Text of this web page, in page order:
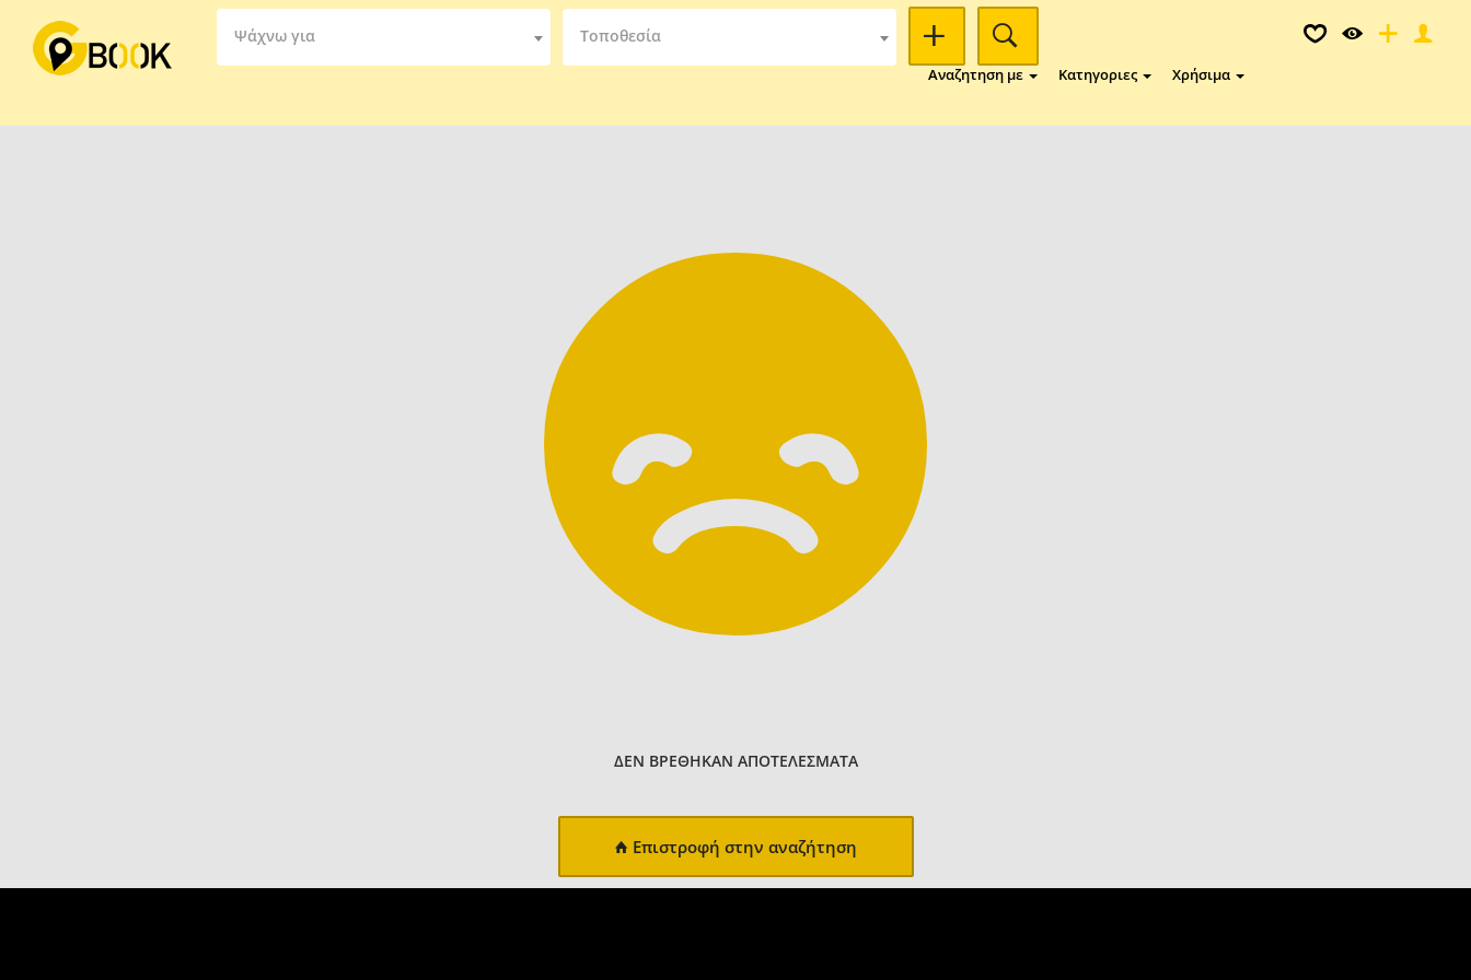
Ψάχνω για Τοποθεσία
Αναζητηση με Κατηγοριες Χρήσιμα
ΔΕΝ ΒΡΕΘΗΚΑΝ ΑΠΟΤΕΛΕΣΜΑΤΑ
Επιστροφή στην αναζήτηση